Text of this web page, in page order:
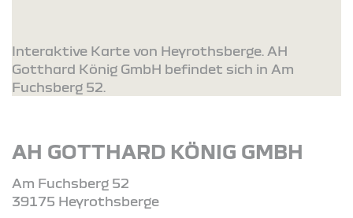
Interaktive Karte von Heyrothsberge. AH
Gotthard König GmbH befindet sich in Am
Fuchsberg 52.
AH GOTTHARD KÖNIG GMBH
Am Fuchsberg 52
39175 Heyrothsberge